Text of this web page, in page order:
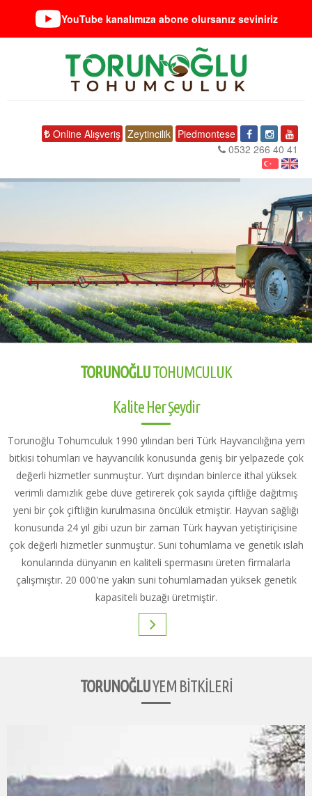
YouTube kanalımıza abone olursanız seviniriz
Online Alışveriş Zeytincilik Piedmontese
0532 266 40 41
TORUNOĞLUTOHUMCULUK
Kalite Her Şeydir
Torunoğlu Tohumculuk 1990 yılından beri Türk Hayvancılığına yem
bitkisi tohumları ve hayvancılık konusunda geniş bir yelpazede çok
değerli hizmetler sunmuştur. Yurt dışından binlerce ithal yüksek
verimli damızlık gebe düve getirerek çok sayıda çiftliğe dağıtmış
yeni bir çok çiftliğin kurulmasına öncülük etmiştir. Hayvan sağlığı
konusunda 24 yıl gibi uzun bir zaman Türk hayvan yetiştiriçisine
çok değerli hizmetler sunmuştur. Suni tohumlama ve genetik ıslah
konularında dünyanın en kaliteli spermasını üreten firmalarla
çalışmıştır. 20 000'ne yakın suni tohumlamadan yüksek genetik
kapasiteli buzağı üretmiştir.
TORUNOĞLUYEM BİTKİLERİ